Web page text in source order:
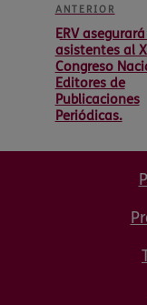
ANTERIOR
ERV
asistentes al
Congreso
Editores de
Publicaciones
Periódicas.